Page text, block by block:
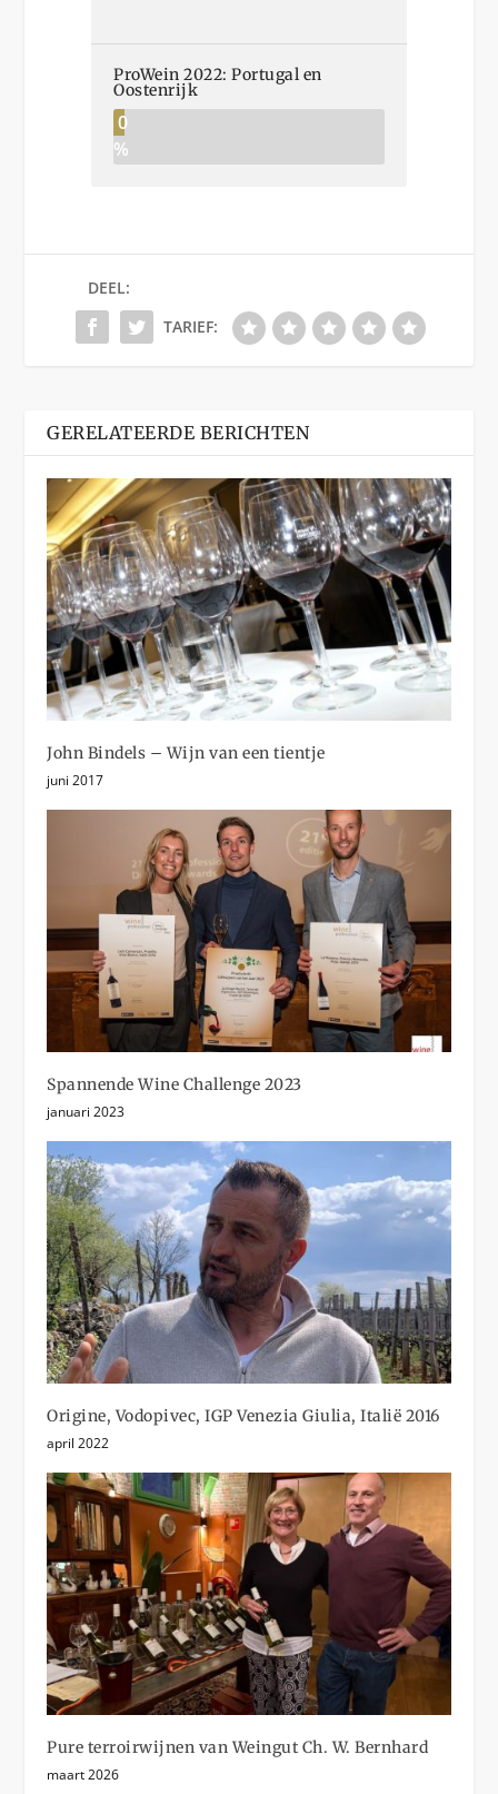
ProWein 2022: Portugal en
Oostenrijk
0
%
DEEL:
TARIEF:
GERELATEERDE BERICHTEN
John Bindels – Wijn van een tientje
juni 2017
Spannende Wine Challenge 2023
januari 2023
Origine, Vodopivec, IGP Venezia Giulia, Italië 2016
april 2022
Pure terroirwijnen van Weingut Ch. W. Bernhard
maart 2026